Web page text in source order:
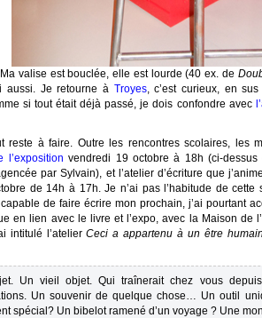
valise est bouclée, elle est lourde (40 ex. de
aussi. Je retourne à Troyes, c’est curieux, en
si tout était déjà passé, je dois confondre avec
reste à faire. Outre les rencontres scolaires, les
l’exposition vendredi 19 octobre à 18h (ci-
par Sylvain), et l’atelier d’écriture que
de 14h à 17h. Je n’ai pas l’habitude de
capable de faire écrire mon prochain, j’ai pourtant
en lien avec le livre et l’expo, avec la Maison de
intitulé l’atelierCeci a appartenu à un être humain
Un vieil objet. Qui traînerait chez vous
Un souvenir de quelque chose… Un outil
spécial? Un bibelot ramené d’un voyage ? Une